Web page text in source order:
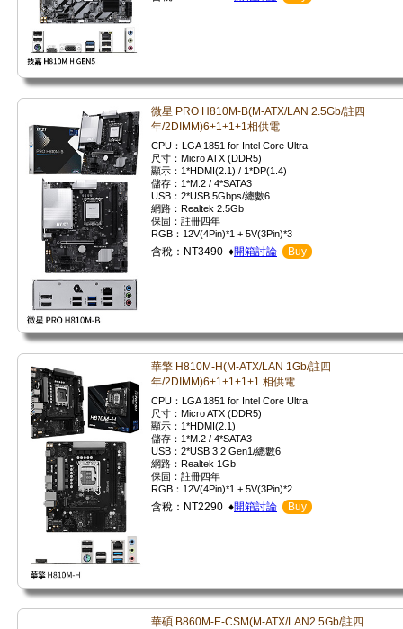
微星 PRO H810M-B(M-ATX/LAN 2.5Gb/註四
年/2DIMM)6+1+1+1相供電
CPU：LGA 1851 for Intel Core Ultra
尺寸：Micro ATX (DDR5)
顯示：1*HDMI(2.1) / 1*DP(1.4)
儲存：1*M.2 / 4*SATA3
USB：2*USB 5Gbps/總數6
網路：Realtek 2.5Gb
保固：註冊四年
RGB：12V(4Pin)*1 + 5V(3Pin)*3
含稅：NT3490 ♦開箱討論 Buy
華擎 H810M-H(M-ATX/LAN 1Gb/註四
年/2DIMM)6+1+1+1+1 相供電
CPU：LGA 1851 for Intel Core Ultra
尺寸：Micro ATX (DDR5)
顯示：1*HDMI(2.1)
儲存：1*M.2 / 4*SATA3
USB：2*USB 3.2 Gen1/總數6
網路：Realtek 1Gb
保固：註冊四年
RGB：12V(4Pin)*1 + 5V(3Pin)*2
含稅：NT2290 ♦開箱討論 Buy
華碩 B860M-E-CSM(M-ATX/LAN2.5Gb/註四